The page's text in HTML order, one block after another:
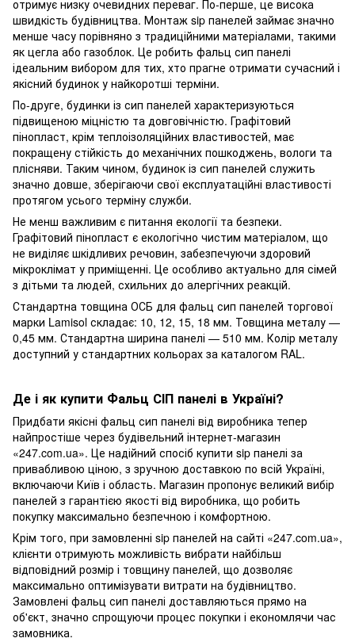
отримує низку очевидних переваг. По-перше, це висока
швидкість будівництва. Монтаж sip панелей займає значно
менше часу порівняно з традиційними матеріалами, такими
як цегла або газоблок. Це робить фальц сип панелі
ідеальним вибором для тих, хто прагне отримати сучасний і
якісний будинок у найкоротші терміни.
По-друге, будинки із сип панелей характеризуються
підвищеною міцністю та довговічністю. Графітовий
пінопласт, крім теплоізоляційних властивостей, має
покращену стійкість до механічних пошкоджень, вологи та
плісняви. Таким чином, будинок із сип панелей служить
значно довше, зберігаючи свої експлуатаційні властивості
протягом усього терміну служби.
Не менш важливим є питання екології та безпеки.
Графітовий пінопласт є екологічно чистим матеріалом, що
не виділяє шкідливих речовин, забезпечуючи здоровий
мікроклімат у приміщенні. Це особливо актуально для сімей
з дітьми та людей, схильних до алергічних реакцій.
Стандартна товщина ОСБ для фальц сип панелей торгової
марки Lamisol складає: 10, 12, 15, 18 мм. Товщина металу —
0,45 мм. Стандартна ширина панелі — 510 мм. Колір металу
доступний у стандартних кольорах за каталогом RAL.
Де і як купити Фальц СІП панелі в Україні?
Придбати якісні фальц сип панелі від виробника тепер
найпростіше через будівельний інтернет-магазин
«247.com.ua». Це надійний спосіб купити sip панелі за
привабливою ціною, з зручною доставкою по всій Україні,
включаючи Київ і область. Магазин пропонує великий вибір
панелей з гарантією якості від виробника, що робить
покупку максимально безпечною і комфортною.
Крім того, при замовленні sip панелей на сайті «247.com.ua»,
клієнти отримують можливість вибрати найбільш
відповідний розмір і товщину панелей, що дозволяє
максимально оптимізувати витрати на будівництво.
Замовлені фальц сип панелі доставляються прямо на
об'єкт, значно спрощуючи процес покупки і економлячи час
замовника.